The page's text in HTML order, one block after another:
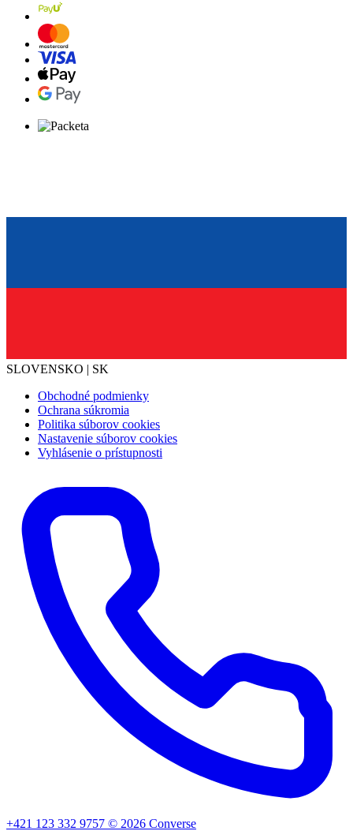
SLOVENSKO | SK
Obchodné podmienky
Ochrana súkromia
Politika súborov cookies
Nastavenie súborov cookies
Vyhlásenie o prístupnosti
+421 123 332 9757 © 2026 Converse